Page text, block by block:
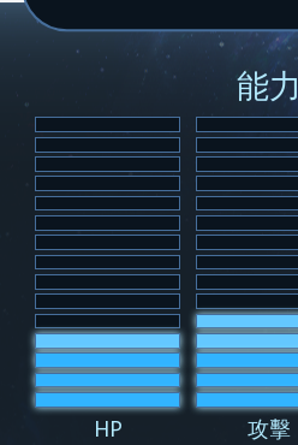
能力
HP 攻擊